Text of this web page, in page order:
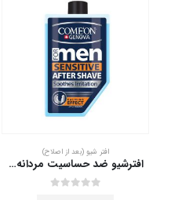
افتر شیو (بعد از اصلاح)
افترشیو ضد حساسیت مردانه کامان 260 میلی لیتر